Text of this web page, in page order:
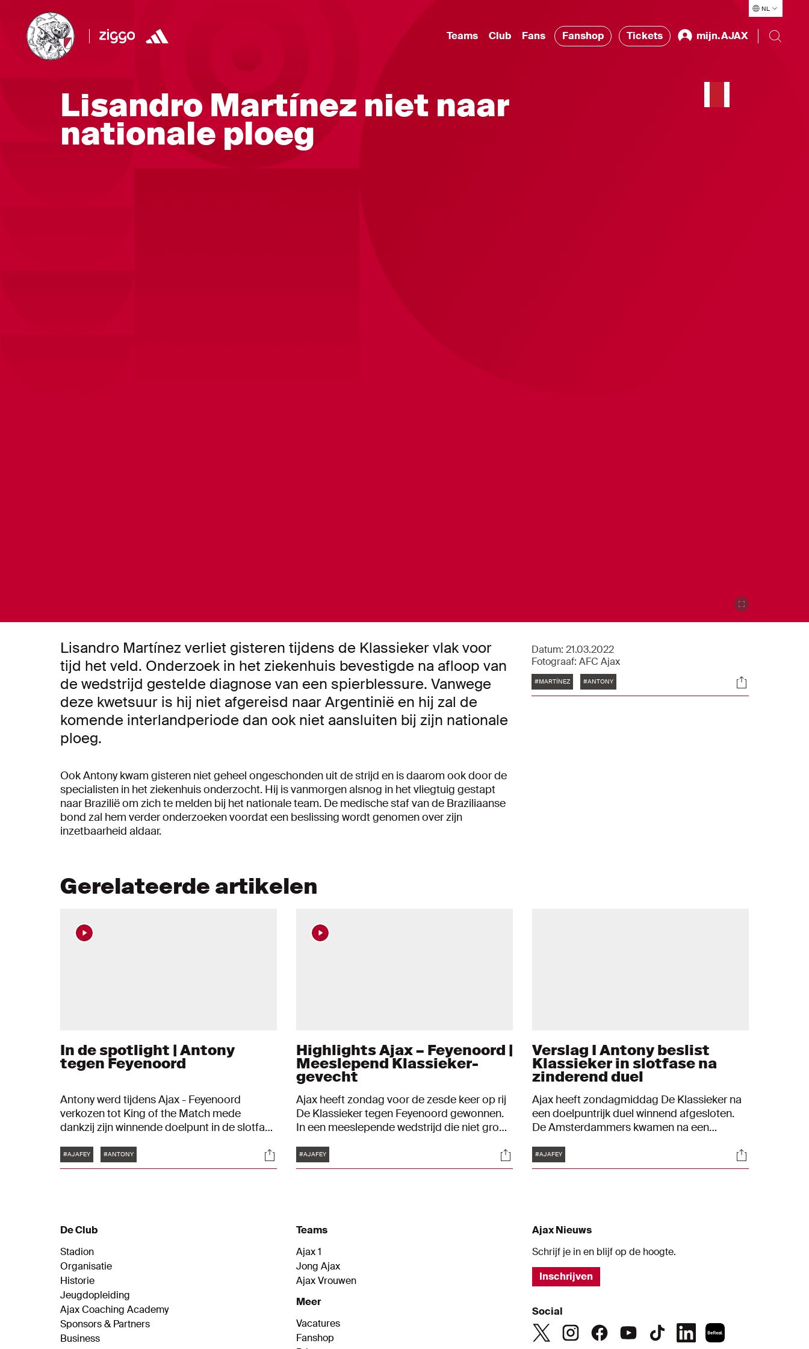
NL
Teams Club Fans Fanshop Tickets mijn.AJAX
Lisandro Martínez niet naar
nationale ploeg
Lisandro Martínez verliet gisteren tijdens de Klassieker vlak voor
tijd het veld. Onderzoek in het ziekenhuis bevestigde na afloop van
de wedstrijd gestelde diagnose van een spierblessure. Vanwege
deze kwetsuur is hij niet afgereisd naar Argentinië en hij zal de
komende interlandperiode dan ook niet aansluiten bij zijn nationale
ploeg.
Datum: 21.03.2022
Fotograaf: AFC Ajax
Tags
#MARTÍNEZ #ANTONY Socials
Ook Antony kwam gisteren niet geheel ongeschonden uit de strijd en is daarom ook door de
specialisten in het ziekenhuis onderzocht. Hij is vanmorgen alsnog in het vliegtuig gestapt
naar Brazilië om zich te melden bij het nationale team. De medische staf van de Braziliaanse
bond zal hem verder onderzoeken voordat een beslissing wordt genomen over zijn
inzetbaarheid aldaar.
Gerelateerde artikelen
In de spotlight | Antony
tegen Feyenoord
Antony werd tijdens Ajax - Feyenoord
verkozen tot King of the Match mede
dankzij zijn winnende doelpunt in de slotfase
Braziliaan gedurende de hele wedstrijd en
dat leverde deze fraaie beelden op.
Tags
#AJAFEY #ANTONY Socials
Highlights Ajax – Feyenoord |
Meeslepend Klassieker-
gevecht
Ajax heeft zondag voor de zesde keer op rij
De Klassieker tegen Feyenoord gewonnen.
In een meeslepende wedstrijd die niet groot
uiteindelijk 3-2. Antony kroonde zich tot
matchwinner met zijn goal in de 86e minuut.
Tags
#AJAFEY Socials
Verslag I Antony beslist
Klassieker in slotfase na
zinderend duel
Ajax heeft zondagmiddag De Klassieker na
een doelpuntrijk duel winnend afgesloten.
De Amsterdammers kwamen na een
duel op achterstand. Sébastien Haller
scoorde halverwege de eerste helft de
goal van Dusan Tadic op gelijke hoogte,
waarna Antony de comeback compleet
maakte in de slotfase: 3-2.
Tags
#AJAFEY Socials
De Club
Stadion
Organisatie
Historie
Jeugdopleiding
Ajax Coaching Academy
Sponsors & Partners
Business
Teams
Ajax 1
Jong Ajax
Ajax Vrouwen
Meer
Vacatures
Fanshop
Ajax Nieuws
Schrijf je in en blijf op de hoogte.
Inschrijven
Social